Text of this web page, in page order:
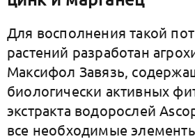
Для восполнения такой
растений разработан
Максифол Завязь,
биологически активных
экстракта водорослей
все необходимые